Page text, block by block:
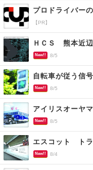
プロドライバー
【PR】
ＨＣＳ 熊本近辺
New!! 8/5
New!! 8/5
アイリスオーヤ
New!! 8/5
エスコット トラ
New!! 8/4